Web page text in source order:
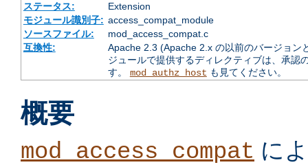
ステータス:
Extension
モジュール識別子: access_compat_module
ソースファイル:
mod_access_compat.c
互換性:
Apache 2.3 (Apache 2.x の以前のバージョン
ジュールで提供するディレクティブは、承認
す。 mod_authz_host も見てください。
概要
mod_access_compat に